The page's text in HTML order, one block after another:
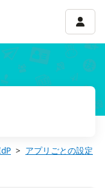
계정
アプリごとの設定